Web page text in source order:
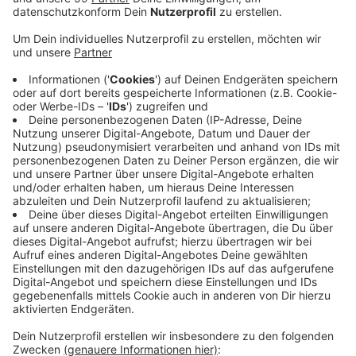
Anzeige
Das NRW-Umweltministerium hat die Badegewässer
getestet. Jedes Jahr werden über 100 Badestellen in
NRW auf ihre Wasserqualität hin untersucht. Wie in den
letzten Jahren auch, gab es bei den Badeseen in
Kaarst und Dormagen keine Auffälligkeiten. Sie
bekamen wieder die höchste Bewertung mit drei
Sternen - also beste Wasserqualität. Untersucht wird
das Wasser zum Beispiel auf chemische Substanzen -
aber auch auf Bakterien. Der Kaarster See und auch
der Nievenheimer See in Dormagen sind seit dem 1.
Mai geöffnet - zumindest bei gutem Wetter. Bisher
kamen laut dem Betreiber - den Kreiswerken